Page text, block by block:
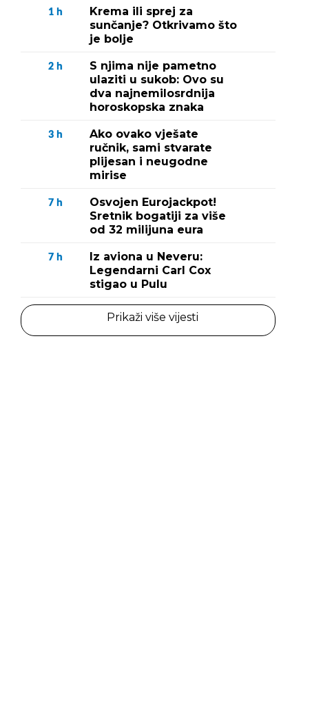
1 h
Krema ili sprej za
sunčanje? Otkrivamo što
je bolje
2 h
S njima nije pametno
ulaziti u sukob: Ovo su
dva najnemilosrdnija
horoskopska znaka
3 h
Ako ovako vješate
ručnik, sami stvarate
plijesan i neugodne
mirise
7 h
Osvojen Eurojackpot!
Sretnik bogatiji za više
od 32 milijuna eura
7 h
Iz aviona u Neveru:
Legendarni Carl Cox
stigao u Pulu
Prikaži više vijesti